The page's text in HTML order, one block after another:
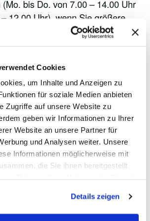
Cookies
um Inhalte und Anzeigen zu
für soziale Medien anbieten
Zugriffe auf unsere Website zu
geben wir Informationen zu Ihrer
Website an unsere Partner für
und Analysen weiter. Unsere
Informationen möglicherweise mit
die Sie ihnen bereitgestellt
Details zeigen
bis Do. von 7.00 – 14.00 Uhr
12.00 Uhr), wenn Sie größere
abgeben wollen.
fachgerecht und